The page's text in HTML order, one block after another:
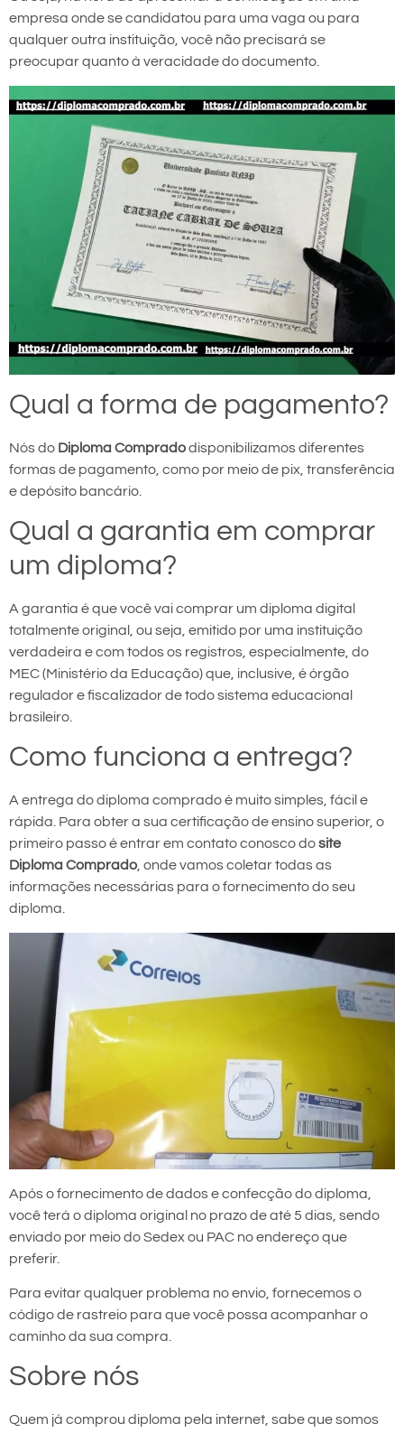
empresa onde se candidatou para uma vaga ou para
qualquer outra instituição, você não precisará se
preocupar quanto à veracidade do documento.
Qual a forma de pagamento?
Nós do Diploma Compradodisponibilizamos diferentes
formas de pagamento, como por meio de pix, transferência
e depósito bancário.
Qual a garantia em comprar
um diploma?
A garantia é que você vai comprar um diploma digital
totalmente original, ou seja, emitido por uma instituição
verdadeira e com todos os registros, especialmente, do
MEC (Ministério da Educação) que, inclusive, é órgão
regulador e fiscalizador de todo sistema educacional
brasileiro.
Como funciona a entrega?
A entrega do diploma comprado é muito simples, fácil e
rápida. Para obter a sua certificação de ensino superior, o
primeiro passo é entrar em contato conosco dosite
Diploma Comprado, onde vamos coletar todas as
informações necessárias para o fornecimento do seu
diploma.
Após o fornecimento de dados e confecção do diploma,
você terá o diploma original no prazo de até 5 dias, sendo
enviado por meio do Sedex ou PAC no endereço que
preferir.
Para evitar qualquer problema no envio, fornecemos o
código de rastreio para que você possa acompanhar o
caminho da sua compra.
Sobre nós
Quem já comprou diploma pela internet, sabe que somos